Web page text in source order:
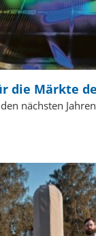
die Märkte
nächsten